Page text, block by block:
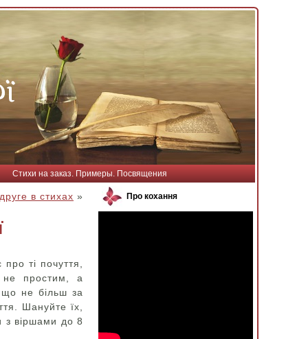
Стихи на заказ. Примеры. Посвящения
в стихах »
ті почуття,
не простим, а
не більш за
Шануйте їх,
з віршами до 8
Про кохання